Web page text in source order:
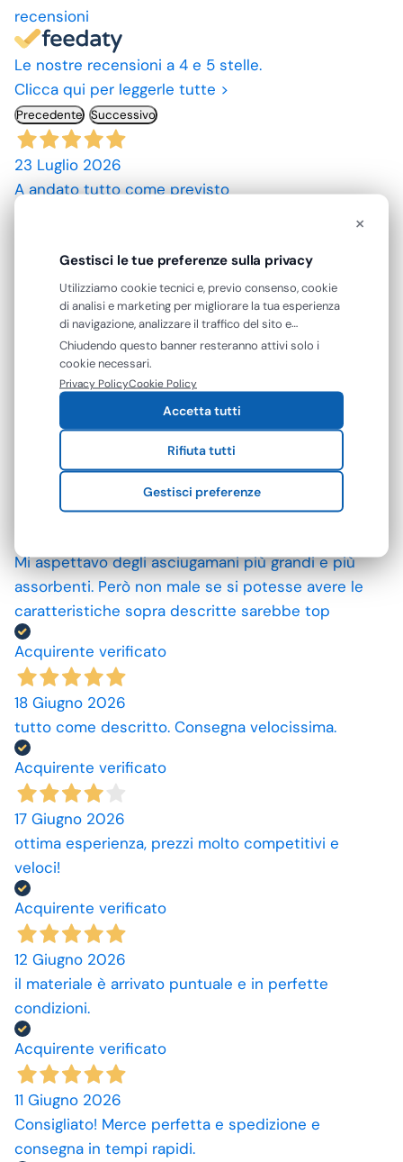
recensioni
Le nostre recensioni a 4 e 5 stelle.
Clicca qui per leggerle tutte >
Precedente Successivo
23 Luglio 2026
A andato tutto come previsto
10 Luglio 2026
spedizione rapida, prodotti come da descrizione,
grazie. prezzi convenienti.
Acquirente verificato
09 Luglio 2026
Acquirente verificato
Mi aspettavo degli asciugamani più grandi e più
assorbenti. Però non male se si potesse avere le
caratteristiche sopra descritte sarebbe top
Acquirente verificato
18 Giugno 2026
tutto come descritto. Consegna velocissima.
Acquirente verificato
17 Giugno 2026
ottima esperienza, prezzi molto competitivi e
veloci!
Acquirente verificato
12 Giugno 2026
il materiale è arrivato puntuale e in perfette
condizioni.
Acquirente verificato
11 Giugno 2026
Consigliato! Merce perfetta e spedizione e
consegna in tempi rapidi.
×
Gestisci le tue preferenze sulla privacy
Utilizziamo cookie tecnici e, previo consenso, cookie
di analisi e marketing per migliorare la tua esperienza
di navigazione, analizzare il traffico del sito e
mostrarti contenuti e pubblicità personalizzati. Puoi
accettare tutti i cookie oppure gestire le tue
preferenze. Puoi modificare o revocare il consenso in
qualsiasi momento.
Chiudendo questo banner resteranno attivi solo i
cookie necessari.
Privacy PolicyCookie Policy
Accetta tutti
Rifiuta tutti
Gestisci preferenze